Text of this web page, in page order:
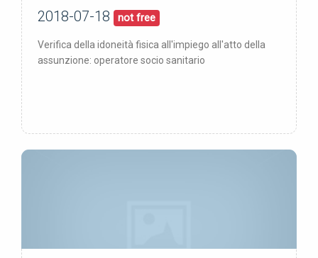
pubblicata:18/07/18
2018-07-18 not free
Verifica della idoneità fisica all'impiego all'atto della
assunzione: operatore socio sanitario